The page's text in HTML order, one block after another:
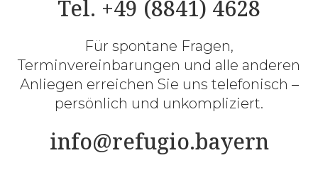
Tel. +49 (8841) 4628
Für spontane Fragen,
Terminvereinbarungen und alle anderen
Anliegen erreichen Sie uns telefonisch –
persönlich und unkompliziert.
info@refugio.bayern